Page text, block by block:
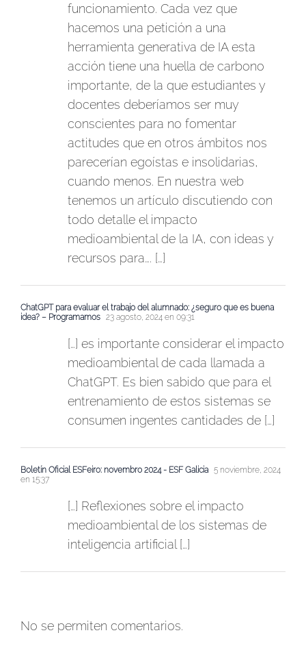
funcionamiento. Cada vez que
hacemos una petición a una
herramienta generativa de IA esta
acción tiene una huella de carbono
importante, de la que estudiantes y
docentes deberíamos ser muy
conscientes para no fomentar
actitudes que en otros ámbitos nos
parecerían egoístas e insolidarias,
cuando menos. En nuestra web
tenemos un artículo discutiendo con
todo detalle el impacto
medioambiental de la IA, con ideas y
recursos para…. […]
ChatGPT para evaluar el trabajo del alumnado: ¿seguro que es buena
idea? – Programamos 23 agosto, 2024 en 09:31
[…] es importante considerar el impacto
medioambiental de cada llamada a
ChatGPT. Es bien sabido que para el
entrenamiento de estos sistemas se
consumen ingentes cantidades de […]
Boletín Oficial ESFeiro: novembro 2024 - ESF Galicia 5 noviembre, 2024
en 15:37
[…] Reflexiones sobre el impacto
medioambiental de los sistemas de
inteligencia artificial […]
No se permiten comentarios.